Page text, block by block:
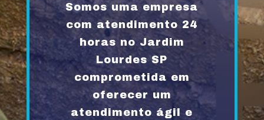
Somos uma empresa
com atendimento 24
horas no Jardim
Lourdes SP
comprometida em
oferecer um
atendimento ágil e